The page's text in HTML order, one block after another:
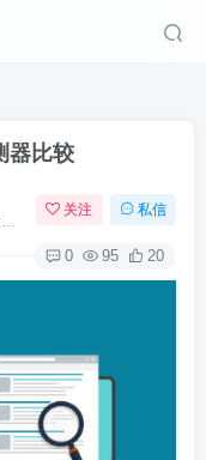
器比较
关注 私信
0 95 20